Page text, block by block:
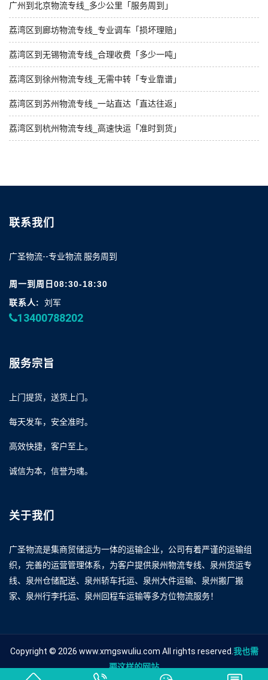
广州到北京物流专线_多少公里「服务周到」
荔湾区到廊坊物流专线_专业调车「损坏理赔」
荔湾区到无锡物流专线_合理收费「多少一吨」
荔湾区到徐州物流专线_无需中转「专业靠谱」
荔湾区到苏州物流专线_一站直达「直达往返」
荔湾区到杭州物流专线_高速快运「准时到货」
联系我们
广圣物流--专业物流 服务周到
周一到周日08:30-18:30
联系人:
刘军
13400788202
服务宗旨
上门提货，送货上门。
每天发车，安全准时。
高效快捷，客户至上。
诚信为本，信誉为魂。
关于我们
广圣物流是集商贸储运为一体的运输企业，公司有着严谨的运输组
织，完善的运营管理体系，为客户提供泉州物流专线、泉州货运专
线、泉州仓储配送、泉州轿车托运、泉州大件运输、泉州搬厂搬
家、泉州行李托运、泉州回程车运输等多方位物流服务！
Copyright © 2026 www.xmgswuliu.com All rights reserved.我也需
要这样的网站